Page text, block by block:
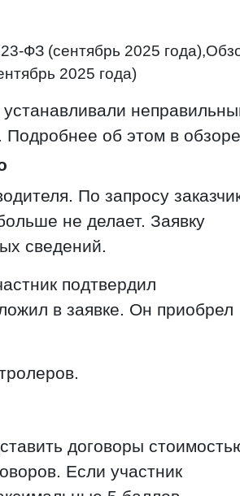
ФЗ (сентябрь 2025 года),
2025 года)
устанавливали
Подробнее об этом в
По запросу
не делает. Заявку
сведений.
подтвердил
в заявке. Он приобрел
договоры
Если участник